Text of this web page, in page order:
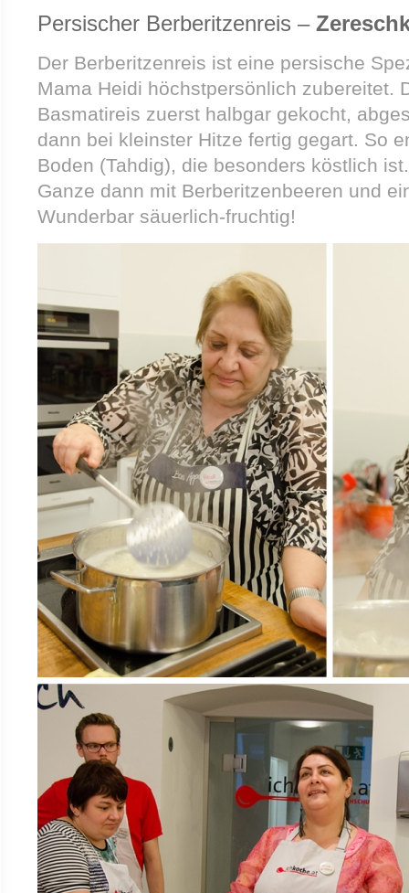
Persischer Berberitzenreis –
Der Berberitzenreis ist eine persische
Mama Heidi höchstpersönlich zubereitet.
Basmatireis zuerst halbgar gekocht,
dann bei kleinster Hitze fertig gegart. So
Boden (Tahdig), die besonders köstlich
Ganze dann mit Berberitzenbeeren und
Wunderbar säuerlich-fruchtig!